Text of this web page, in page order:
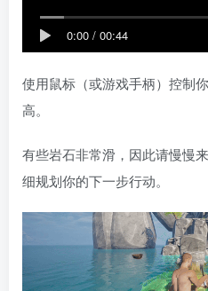
0:00 / 00:44
使用鼠标（或游戏手柄）控制
高。
有些岩石非常滑，因此请慢慢
细规划你的下一步行动。